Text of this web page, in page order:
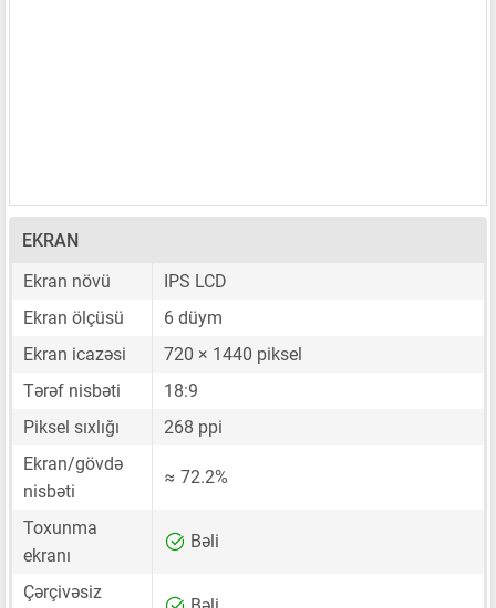
EKRAN
Ekran növü
IPS LCD
Ekran ölçüsü
6 düym
Ekran icazəsi
720 × 1440 piksel
Tərəf nisbəti
18:9
Piksel sıxlığı
268 ppi
Ekran/gövdə
nisbəti
≈ 72.2%
Toxunma
ekranı
Bəli
Çərçivəsiz